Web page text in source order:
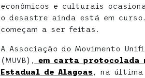
econômicos e culturais
o desastre ainda está em
começam a ser feitas.
A Associação do Movimento
(MUVB),
em carta protocolada
Estadual de Alagoas, na